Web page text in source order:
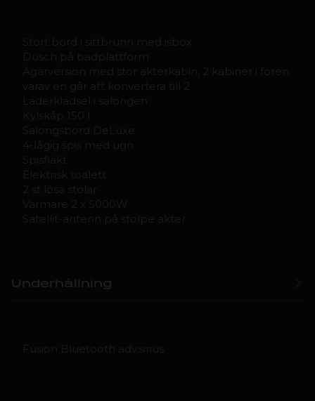
Stort bord i sittbrunn med isbox
Dusch på badplattform
Ägarversion med stor akterkabin, 2 kabiner i fören
varav en går att konvertera till 2
Läderklädsel i salongen
Kylskåp 150 l
Salongsbord DeLuxe
4-lågig spis med ugn
Spisfläkt
Elektrisk toalett
2 st lösa stolar
Värmare 2 x 5000W
Satellit-antenn på stolpe akter
Underhållning
Fusion Bluetooth adv.sirius